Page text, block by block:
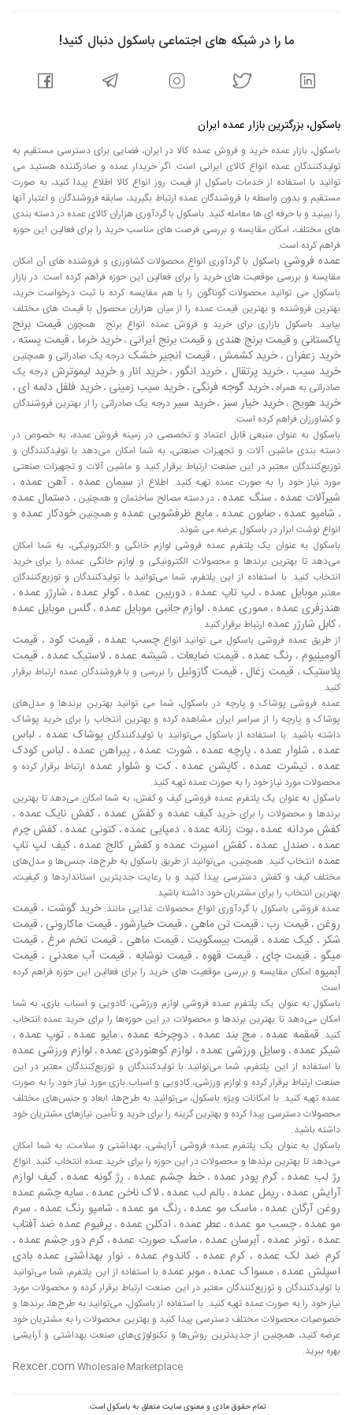
مورد نظر مورد استفاده قرار می‌گیرند. چسب نواری در بسته‌های
12 تایی، 20 تایی و 50 تایی، انواع مختلف چسب‌های صنعتی
هستند. امروزه بیشترین چسب مورد استفاده برای چسباندن
قطعات چوبی، پلاستیک، و غیره چسب های نواری هستند. این
می‌شوند. چسب های حرارتی چسب هایی هستند که در اثر
نیروی زیاد و حرارت شکل می‌گیرند و به صورت مایع می‌باشند که
چسب های حرارتی مینامند.
فروش چسب
مهم ترین کشور های خریدار چسب ایران از جمله ترکیه می باشند،
که بیشترین تقاضا برای خرید چسب در ایران از این کشور ها به
ویژه ترکیه می باشد و این کشور ها به دلیل موقعیت جغرافیایی
که در ترکیه واقع شده اند، یکی از کشورهایی می باشند که
بیشترین نیاز به چسب را به ایران دارند. چسب بتن بر پایه
سیمان بوده و از نظر شیمیایی، فیزیکی و مکانیکی آن را با سیمان
مشابه می‌کند. بتن را می‌توان در ساخت انواع بتن کاربرد دارد. به
عنوان مثال، می‌توان ملات سیمان را در ساخت آجر استفاده کرد.
چسب بتن را می‌توان در ساخت قالب‌های فلزی، قالب‌های پیش
ساخته، بتن، کاشی، موزاییک، پوشش‌های ساختمانی، قطعات
بتنی، قطعات بتنی پیش ساخته، و غیره به کار برد. چسب بتن را
در ساخت انواع ملات‌های سیمانی یا گچی می‌توان به کار برد.
ملات سیمان می‌تواند به عنوان یک چسب سیمانی خشک به کار
رود یا ملات گچ می‌تواند به صورت خمیر سیمان به کار رود. در
چسب بتن، میزان غلظت چسب تعیین کننده است.
انواع چسب
مهم ترین بازار چسب مصرفی ، بازار چسب تهران می باشد در
حال حاضر بیش از 75 درصد بازار چسب مصرفی از بازار تهران
تهیه می شود که عمده مواد اولیه تهیه چسب در تهران ، چسب
های پایه سیمانی و چسب های مخصوص چسباندن لاستیک می
باشد. چسبهای مصرفی در صنایع خودرو سازی ، صنایع فولاد ،
صنایع شیمیایی ، صنایع نساجی ، و بسیاری از صنایع دیگر با توجه
به مصرف بالای چسب در این صنایع از کیفیت و قیمت بالاتری
نسبت به سایر مواد افزودنی برخوردار است. به طور معمول از
چسب های پایه سیمانی و چسب های پودری استفاده می شود
که کاربرد این نوع چسب در صنایعی مانند تولید قطعات مختلف
ماشین آلات مانند درب و پنجره و غیره می باشد. این چسب ها از
های پایه سیمانی برخوردار هستند. چسب های پودری با توجه به
دارا بودن مقدار قابل توجهی آلومین در ساختار خود و همچنین
دارا بودن میزان بسیار ناچیزی سدیم در ساختار خود خواص
چسبندگی قابل توجهی را دارا می باشند. در صورت عدم وجود این
خصوصیات خواص مکانیکی این چسب ها تحت تاثیر قرار گرفته و
شکننده می شوند. در این پژوهش سعی شده است تا به بررسی
کاربرد این نوع چسب ها در صنعت خودروسازی پرداخته است.
لیست قیمت چسب
بیشترین میزان چسب و چسب تولید شده در دنیا و در ایران را
محصولات پتروشیمی تشکیل می‌دهند. چسب‌های اپوکسی نیز به
عنوان چسب‌های ساختمانی به خصوص چسب‌های اپوکسی بتن و
چسب اپوکسی چوب به کار می‌رود. چسب اپوکسی محصولی
است که برای چسباندن ورق‌های روغنی در سازه‌ها استفاده
میشود و برای هر متر از آن 2 گرم رزین اپوکسی و 10 گرم هاردنر
نیاز است. برای چسباندن انواع پی وی سی، کاشی و سرامیک،
که به نام چسب کاشی و سرامیک معروف است. با قیمت مناسب
و کیفیت مرغوب عرضه میشود. چسب کاشی و سرامیک چسب
کاشی و سرامیک نوعی چسب است که به صورت پودر تولید
می‌شود، چسبندگی مناسبی برای چسباندن کاشی و سرامیک دارد
و یکی از بهترین چسب‌ها جهت چسباندن کاشی و سرامیک
می‌باشد. چسب‌های کاشی و سرامیک در دو نوع چسبی که از
مواد پلیمری و یا سرامیکی تولید می‌شوند، چسب‌های مایع یا
چسب‌های خمیری در بازار موجود هستند. برای اطلاع از آخرین
قیمت روز و همچنین ارتباط مستقیم با تامین کنندگان چسب می
توانید از وبسایت و اپلیکیشن باسکول استفاده کنید. باسکول به
عنوان بزرگترین مرجع خرید و فروش عمده ایران، این امکان را در
اختیار خریداران و فروشندگان قرار داده است تا بدون دخالت
واسطه های متعدد با یکدیگر به صورت مستقیم ارتباط برقرار کرده
و نسبت به خرید یا فروش محصول مورد نظر خود اقدام کنند.
برای اطلاع از قیمت محصول مورد نظر خود نیز می توانید بعد از
ثبت نام در سایت باسکول یانصب اپلیکیشن باسکول با
فروشندگان عمده تماس برقرار کرده و نسبت به استعلام قیمت کالا
اقدام کنید. چگونه بهترین تامین کنندگان چسب را پیدا کنیم؟ با
استفاده از بازار عمده باسکول می توانید به راحتی با تعداد زیادی
از تامین کننده چسب درجه یک به صورت مستقیم و بدون واسطه
ارتباط برقرار کنید. بهترین راه برای خرید چسب مستقیم و با
بهترین قیمت از تامین کنندگان چیست؟ بازار باسکول امکان ارتباط
راحتی نسبت به خرید چسب اقدام کنید. آیا تامین کنندگان
ما را در شبکه های اجتماعی باسکول دنبال کنید!
باسکول، بزرگترین بازار عمده ایران
باسکول، بازار عمده خرید و فروش عمده کالا در ایران، فضایی برای دسترسی مستقیم به
تولیدکنندگان عمده انواع کالای ایرانی است. اگر خریدار عمده و صادرکننده هستید می
توانید با استفاده از خدمات باسکول از قیمت روز انواع کالا اطلاع پیدا کنید، به صورت
مستقیم و بدون واسطه با فروشندگان عمده ارتباط بگیرید، سابقه فروشندگان و اعتبار آنها
را ببینید و با حرفه ای ها معامله کنید. باسکول با گردآوری هزاران کالای عمده در دسته بندی
های مختلف، امکان مقایسه و بررسی فرصت های مناسب خرید را برای فعالین این حوزه
فراهم کرده است.
عمده فروشیباسکول با گردآوری انواع محصولات کشاورزی و فروشنده های آن امکان
مقایسه و بررسی موقعیت های خرید را برای فعالین این حوزه فراهم کرده است. در بازار
باسکول می توانید محصولات گوناگون را با هم مقایسه کرده با ثبت درخواست خرید،
بهترین فروشنده و بهترین قیمت عمده را از میان هزاران محصول با قیمت های مختلف
بیابید. باسکول بازاری برای خرید و فروش عمده انواع برنج همچون قیمت برنج
پاکستانی و قیمت برنج هندی و قیمت برنج ایرانی،خرید خرما ، قیمت پسته ،
خرید زعفران،خرید کشمش ، قیمت انجیر خشک درجه یک صادراتی و همچنین
خرید سیب،خرید پرتقال ،خرید انگور،خرید انار وخرید لیموترش درجه یک
صادراتی به همراه ،خرید گوجه فرنگی ،خرید سیب زمینی،خرید فلفل دلمه ای ،
خرید هویج ،خرید خیار سبز ،خرید سیردرجه یک صادراتی را از بهترین فروشندگان
و کشاورزان فراهم کرده است.
باسکول به عنوان منبعی قابل اعتماد و تخصصی در زمینه فروش عمده، به خصوص در
دسته بندی ماشین آلات و تجهیزات صنعتی، به شما امکان می‌دهد با تولیدکنندگان و
توزیع‌کنندگان معتبر در این صنعت ارتباط برقرار کنید و ماشین آلات و تجهیزات صنعتی
مورد نیاز خود را به صورت عمده تهیه کنید. اطلاع از سیمان عمده ، آهن عمده ،
شیرآلات عمده ، سنگ عمده، در دسته مصالح ساختمان و همچنین ، دستمال عمده
، شامپو عمده ، صابون عمده، مایع ظرفشویی عمده و همچنینخودکار عمده و
انواع نوشت ابزار در باسکول عرضه می شوند.
باسکول به عنوان یک پلتفرم عمده فروشی لوازم خانگی و الکترونیکی، به شما امکان
می‌دهد تا بهترین برندها و محصولات الکترونیکی و لوازم خانگی عمده را برای خرید
انتخاب کنید. با استفاده از این پلتفرم، شما می‌توانید با تولیدکنندگان و توزیع‌کنندگان
معتبرموبایل عمده، لپ تاپ عمده،دوربین عمده ، کولر عمده ، شارژر عمده ،
هندزفری عمده ،مموری عمده، لوازم جانبی موبایل عمده ،گلس موبایل عمده
، کابل شارژر عمده ارتباط برقرار کنید.
از طریق عمده فروشی باسکول می توانید انواعچسب عمده، قیمت کود، قیمت
آلومینیوم ، رنگ عمده، قیمت ضایعات، شیشه عمده ، لاستیک عمده، قیمت
پلاستیک ، قیمت زغال، قیمت گازوئیل را بررسی و با فروشندگان عمده ارتباط برقرار
کنید.
عمده فروشی پوشاک و پارچه در باسکول، شما می توانید بهترین برندها و مدل‌های
پوشاک و پارچه را از سراسر ایران مشاهده کرده و بهترین انتخاب را برای خرید پوشاک
داشته باشید. با استفاده از باسکول می‌توانید با تولیدکنندگانپوشاک عمده ، لباس
عمده ، شلوار عمده،پارچه عمده، شورت عمده ، پیراهن عمده ، لباس کودک
عمده،تیشرت عمده، کاپشن عمده ،کت و شلوار عمده ارتباط برقرار کرده و
محصولات مورد نیاز خود را به صورت عمده تهیه کنید.
باسکول به عنوان یک پلتفرم عمده فروشی کیف و کفش، به شما امکان می‌دهد تا بهترین
برندها و محصولات را برای خرید کیف عمده وکفش عمده ،کفش نایک عمده ،
کفش مردانه عمده ،بوت زنانه عمده، دمپایی عمده، کتونی عمده، کفش چرم
عمده، صندل عمده ،کفش اسپرت عمده وکفش کالج عمده،کیف لپ تاپ
عمده انتخاب کنید. همچنین، می‌توانید از طریق باسکول به طرح‌ها، جنس‌ها و مدل‌های
مختلف کیف و کفش دسترسی پیدا کنید و با رعایت جدیترین استانداردها و کیفیت،
بهترین انتخاب را برای مشتریان خود داشته باشید.
عمده فروشی باسکول با گردآوری انواع محصولات غذایی مانند:خرید گوشت ، قیمت
روغن، قیمت رب ، قیمت تن ماهی ، قیمت خیارشور، قیمت ماکارونی ، قیمت
شکر ، کیک عمده ، قیمت بیسکویت ، قیمت ماهی، قیمت تخم مرغ، قیمت
میگو ، قیمت چای، قیمت قهوه ، قیمت نوشابه ، قیمت آب معدنی، قیمت
آبمیوه امکان مقایسه و بررسی موقعیت های خرید را برای فعالین این حوزه فراهم کرده
است.
باسکول به عنوان یک پلتفرم عمده فروشی لوازم ورزشی، کادویی و اسباب بازی، به شما
امکان می‌دهد تا بهترین برندها و محصولات در این حوزه‌ها را برای خرید عمده انتخاب
کنید. قمقمه عمده، مچ بند عمده، دوچرخه عمده ،مایو عمده، توپ عمده ،
شیکر عمده، وسایل ورزشی عمده، لوازم کوهنوردی عمده ، لوازم ورزشی عمده
با استفاده از این پلتفرم، شما می‌توانید با تولیدکنندگان و توزیع‌کنندگان معتبر در این
صنعت ارتباط برقرار کرده و لوازم ورزشی، کادویی و اسباب بازی مورد نیاز خود را به صورت
عمده تهیه کنید. با امکانات ویژه باسکول، می‌توانید به طرح‌ها، ابعاد و جنس‌های مختلف
محصولات دسترسی پیدا کرده و بهترین گزینه را برای خرید و تأمین نیازهای مشتریان خود
داشته باشید.
باسکول به عنوان یک پلتفرم عمده فروشی آرایشی، بهداشتی و سلامت، به شما امکان
می‌دهد تا بهترین برندها و محصولات در این حوزه را برای خرید عمده انتخاب کنید. انواع
رژ لب عمده، کرم پودر عمده ،خط چشم عمده، رژ گونه عمده، کیف لوازم
آرایش عمده، ریمل عمده ، بالم لب عمده، لاک ناخن عمده ، سایه چشم عمده
روغن آرگان عمده،ماسک مو عمده ، رنگ مو عمده ، شامپو رنگ عمده، سرم
مو عمده ،چسب مو عمده ، عطر عمده ، ادکلن عمده ،پرفیوم عمده ضد آفتاب
عمده ،تونر عمده، آبرسان عمده ،ماسک صورت عمده، کرم دور چشم عمده ،
کرم ضد لک عمده ، کرم عمده ، کاندوم عمده، نوار بهداشتی عمده بادی
اسپلش عمده، مسواک عمده، موبر عمدهبا استفاده از این پلتفرم، شما می‌توانید
با تولیدکنندگان و توزیع‌کنندگان معتبر در این صنعت ارتباط برقرار کرده و محصولات مورد
نیاز خود را به صورت عمده تهیه کنید. با استفاده از باسکول، می‌توانید به طرح‌ها، برندها و
خصوصیات محصولات مختلف دسترسی پیدا کنید و بهترین محصولات را به مشتریان خود
عرضه کنید، همچنین از جدیدترین روش‌ها و تکنولوژی‌های صنعت بهداشتی و آرایشی
بهره ببرید.
Rexcer.com Wholesale Marketplace
تمام حقوق مادی و معنوی سایت متعلق به باسکول است.